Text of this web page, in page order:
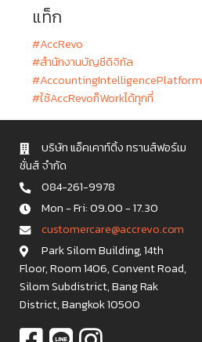
แท็ก
#AccRevo
#สำนักงานบัญชีดิจิทัล
#AccountingIntelligencePlatform
#ใช้AccRevoก็Workได้ทุกที่
บริษัท แอ็คเคาท์ติ้ง ทรานส์ฟอร์เม
ชั่นส์ จำกัด
084-261-9978
Mon - Fri: 09.00 - 17.30
c u s t o m e r c a r e @ a c c r e v o . c o m
Park Silom Building, 14th
Floor, Room 1406, Convent Road,
Silom Subdistrict, Bang Rak
District, Bangkok 10500